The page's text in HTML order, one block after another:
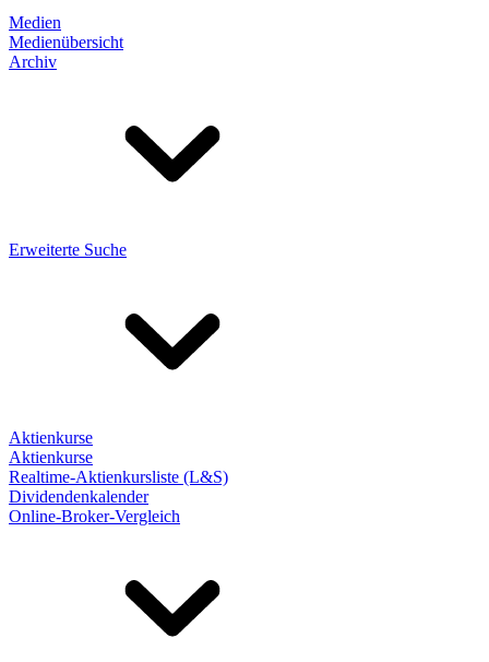
Medien
Medienübersicht
Archiv
Erweiterte Suche
Aktienkurse
Aktienkurse
Realtime-Aktienkursliste (L&S)
Dividendenkalender
Online-Broker-Vergleich